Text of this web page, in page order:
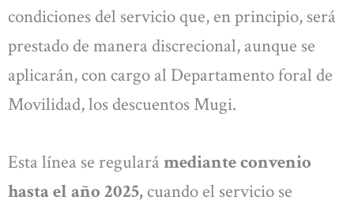
condiciones del servicio que, en principio, será
prestado de manera discrecional, aunque se
aplicarán, con cargo al Departamento foral de
Movilidad, los descuentos Mugi.
Esta línea se regulará mediante convenio
hasta el año 2025, cuando el servicio se